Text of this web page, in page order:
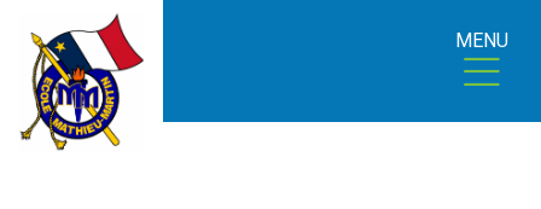
MENU